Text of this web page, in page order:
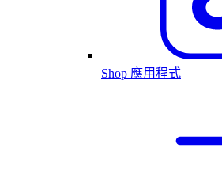
Shop 應用程式